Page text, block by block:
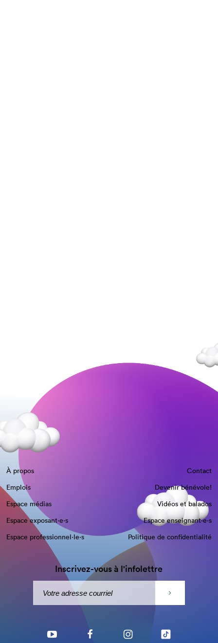
À propos
Contact
Emplois
Devenir bénévole!
Espace médias
Vidéos et balados
Espace exposant·e⋅s
Espace enseignant·e⋅s
Espace professionnel·le⋅s
Politique de confidentialité
Inscrivez-vous à l'infolettre